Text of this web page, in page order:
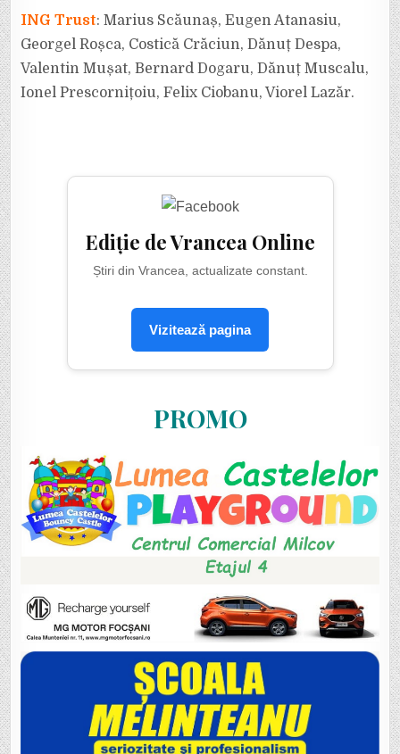
ING Trust: Marius Scăunaș, Eugen Atanasiu,
Georgel Roșca, Costică Crăciun, Dănuț Despa,
Valentin Mușat, Bernard Dogaru, Dănuț Muscalu,
Ionel Prescornițoiu, Felix Ciobanu, Viorel Lazăr.
Ediție de Vrancea Online
Știri din Vrancea, actualizate constant.
Vizitează pagina
PROMO